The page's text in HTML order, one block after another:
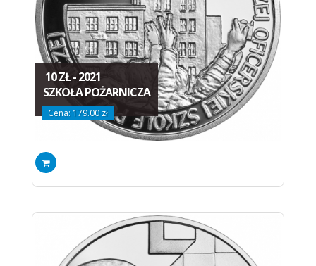
10 ZŁ - 2021
SZKOŁA POŻARNICZA
Cena: 179.00 zł